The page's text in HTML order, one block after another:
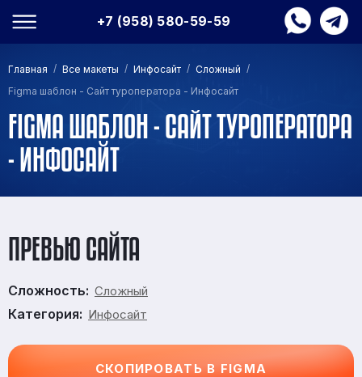
+7 (958) 580-59-59
Главная / Все макеты / Инфосайт / Сложный /
Figma шаблон - Сайт туроператора - Инфосайт
FIGMA ШАБЛОН - САЙТ ТУРОПЕРАТОРА
- ИНФОСАЙТ
ПРЕВЬЮ САЙТА
Сложность: Сложный
Категория: Инфосайт
СКОПИРОВАТЬ В FIGMA